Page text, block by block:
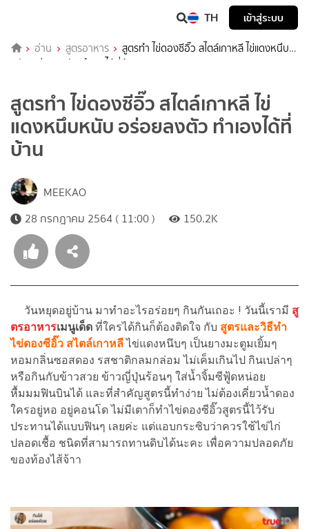
TH เข้าสู่ระบบ
อ่าน สูตรอาหาร
สูตรทำ ไข่ดองซีอิ๊ว สไตล์เกาหลี ไข่แดงหนึบ
หนับ อร่อยลงตัว ทำเองได้ที่บ้าน
สูตรทำ ไข่ดองซีอิ๊ว สไตล์เกาหลี ไข่
แดงหนึบหนับ อร่อยลงตัว ทำเองได้ที่
บ้าน
MEEKAO
28 กรกฎาคม 2564 ( 11:00 )
150.2K
วันหยุดอยู่บ้าน มาทำอะไรอร่อยๆ กินกันเถอะ ! วันนี้เรามี สู
ตรอาหารเมนูเด็ด ที่ใครได้กินก็ต้องติดใจ กับ สูตรและวิธีทำ
ไข่ดองซีอิ๊ว สไตล์เกาหลี ไข่แดงหนึบๆ เป็นยางมะตูมเยิ้มๆ
หอมกลิ่นซอสดอง รสชาติกลมกล่อม ไม่เค็มเกินไป กินเปล่าๆ
หรือกินกับข้าวสวย ข้าวญี่ปุ่นร้อนๆ ใส่น้ำจิ้มซีฟู้ดหน่อย
หื้มมมฟินบินได้ และที่สำคัญสูตรนี้ทำง่าย ไม่ต้องเคี่ยวน้ำดอง
ใครอยู่หอ อยู่คอนโด ไม่มีเตาก็ทำไข่ดองซีอิ๊วสูตรนี้ไว้รับ
ประทานได้แบบฟินๆ เลยค่ะ แต่แอบกระซิบว่าควรใช้ไข่ไก่
ปลอดเชื้อ ชนิดที่สามารถทานดิบได้นะคะ เพื่อความปลอดภัย
ของท้องไส้จ้าา